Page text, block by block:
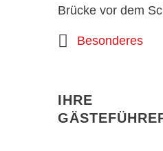
Brücke vor dem
Besonderes
IHRE